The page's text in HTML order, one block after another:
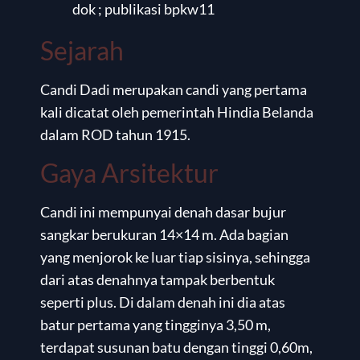
dok ; publikasi bpkw11
Sejarah
Candi Dadi merupakan candi yang pertama
kali dicatat oleh pemerintah Hindia Belanda
dalam ROD tahun 1915.
Gaya Arsitektur
Candi ini mempunyai denah dasar bujur
sangkar berukuran 14×14 m. Ada bagian
yang menjorok ke luar tiap sisinya, sehingga
dari atas denahnya tampak berbentuk
seperti plus. Di dalam denah ini dia atas
batur pertama yang tingginya 3,50 m,
terdapat susunan batu dengan tinggi 0,60m,